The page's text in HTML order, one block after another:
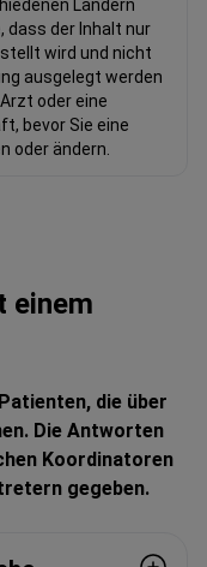
Ländern
dass der Inhalt nur
wird und nicht
ausgelegt werden
oder eine
bevor Sie eine
oder ändern.
einem
die über
Die Antworten
Koordinatoren
gegeben.